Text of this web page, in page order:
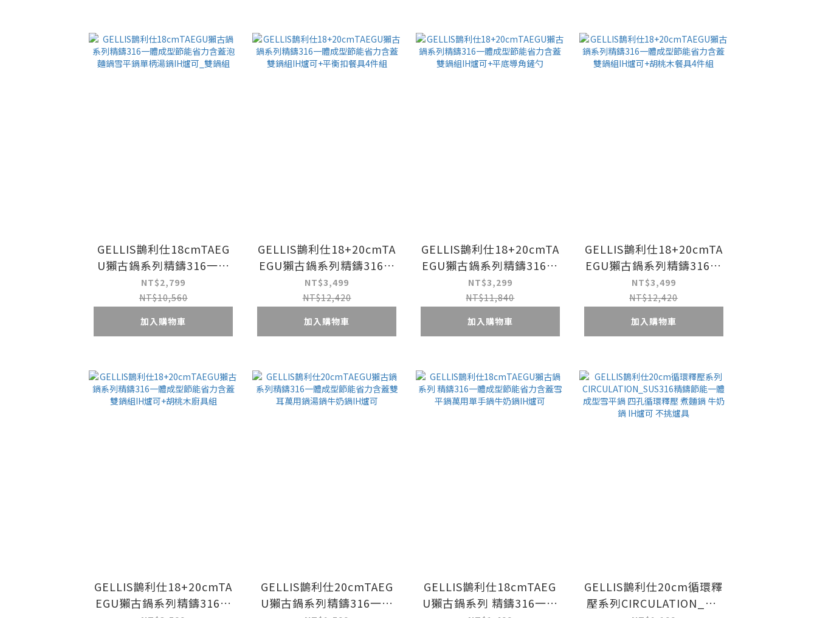
GELLIS鵲利仕18cmTAEG
U獺古鍋系列精鑄316一體
成型節能省力含蓋泡麵鍋雪
平鍋單柄湯鍋IH爐可_雙鍋
組
NT$2,799
NT$10,560
加入購物車
GELLIS鵲利仕18+20cmTA
EGU獺古鍋系列精鑄316一
體成型節能省力含蓋雙鍋組
IH爐可+平衡扣餐具4件組
NT$3,499
NT$12,420
加入購物車
GELLIS鵲利仕18+20cmTA
EGU獺古鍋系列精鑄316一
體成型節能省力含蓋雙鍋組
IH爐可+平底導角鏟勺
NT$3,299
NT$11,840
加入購物車
GELLIS鵲利仕18+20cmTA
EGU獺古鍋系列精鑄316一
體成型節能省力含蓋雙鍋組
IH爐可+胡桃木餐具4件組
NT$3,499
NT$12,420
加入購物車
GELLIS鵲利仕18+20cmTA
EGU獺古鍋系列精鑄316一
GELLIS鵲利仕20cmTAEG
U獺古鍋系列精鑄316一體
GELLIS鵲利仕18cmTAEG
U獺古鍋系列 精鑄316一體
GELLIS鵲利仕20cm循環釋
壓系列CIRCULATION_SU